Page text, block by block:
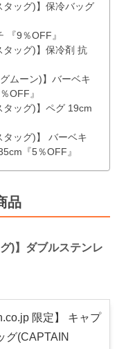
タッグ)】保冷バッグ
『9％OFF』
タッグ)】保冷剤 抗
ムーン)】バーベキ
OFF』
タッグ)】ペグ 19cm
タッグ)】 バーベキ
『5％OFF』
品
)】ダブルステンレ
限定】 キャプ
グ(CAPTAIN